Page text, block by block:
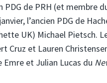
PDG de PRH (et membre
l’ancien PDG de
UK) Michael Pietsch.
Cruz et Lauren
Emre et Julian Lucas du